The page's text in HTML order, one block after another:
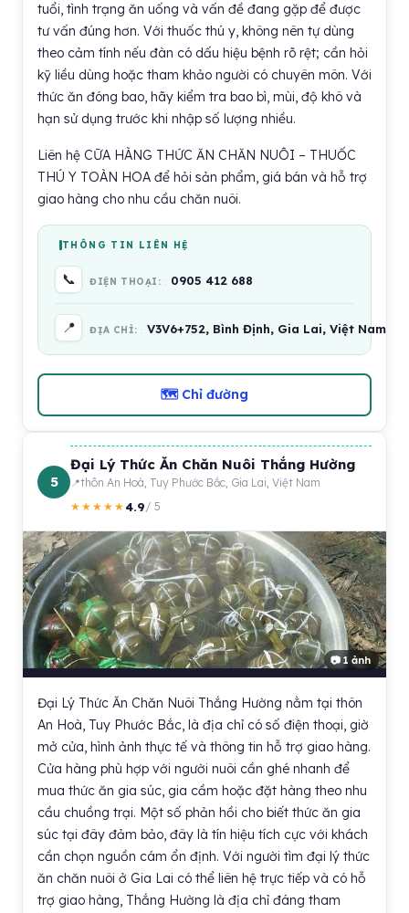
tuổi, tình trạng ăn uống và vấn đề đang gặp để được
tư vấn đúng hơn. Với thuốc thú y, không nên tự dùng
theo cảm tính nếu đàn có dấu hiệu bệnh rõ rệt; cần hỏi
kỹ liều dùng hoặc tham khảo người có chuyên môn. Với
thức ăn đóng bao, hãy kiểm tra bao bì, mùi, độ khô và
hạn sử dụng trước khi nhập số lượng nhiều.
Liên hệ CỮA HÀNG THỨC ĂN CHĂN NUÔI – THUỐC
THÚ Y TOÀN HOA để hỏi sản phẩm, giá bán và hỗ trợ
giao hàng cho nhu cầu chăn nuôi.
THÔNG TIN LIÊN HỆ
📞 ĐIỆN THOẠI: 0905 412 688
📍 ĐỊA CHỈ: V3V6+752, Bình Định, Gia Lai, Việt Nam
🗺 Chỉ đường
5
Đại Lý Thức Ăn Chăn Nuôi Thắng Hường
thôn An Hoà, Tuy Phước Bắc, Gia Lai, Việt Nam
★★★★★4.9/ 5
📷 1 ảnh
Đại Lý Thức Ăn Chăn Nuôi Thắng Hường nằm tại thôn
An Hoà, Tuy Phước Bắc, là địa chỉ có số điện thoại, giờ
mở cửa, hình ảnh thực tế và thông tin hỗ trợ giao hàng.
Cửa hàng phù hợp với người nuôi cần ghé nhanh để
mua thức ăn gia súc, gia cầm hoặc đặt hàng theo nhu
cầu chuồng trại. Một số phản hồi cho biết thức ăn gia
súc tại đây đảm bảo, đây là tín hiệu tích cực với khách
cần chọn nguồn cám ổn định. Với người tìm đại lý thức
ăn chăn nuôi ở Gia Lai có thể liên hệ trực tiếp và có hỗ
trợ giao hàng, Thắng Hường là địa chỉ đáng tham